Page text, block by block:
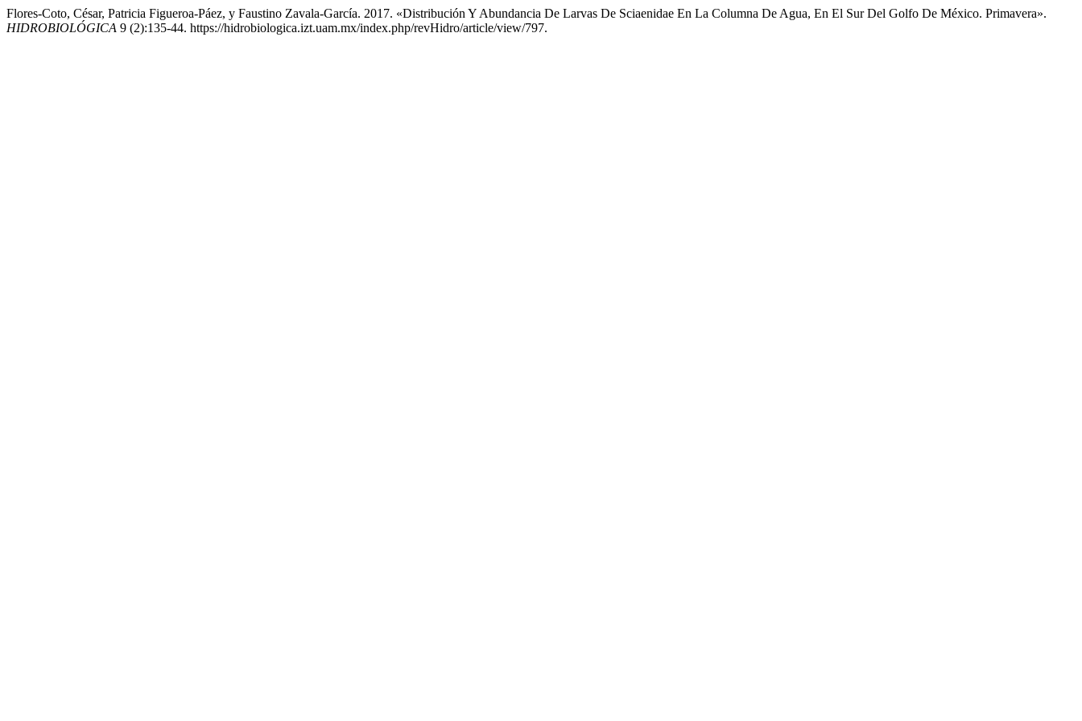
Flores-Coto, César, Patricia Figueroa-Páez, y Faustino Zavala-García. 2017. «Distribución Y Abundancia De Larvas De Sciaenidae En La Columna De Agua, En El Sur Del Golfo De México. Primavera».
HIDROBIOLÓGICA 9 (2):135-44. https://hidrobiologica.izt.uam.mx/index.php/revHidro/article/view/797.